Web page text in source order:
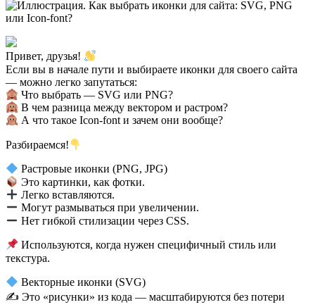
Привет, друзья!
Если вы в начале пути и выбираете иконки для своего сайта
— можно легко запутаться:
Что выбрать — SVG или PNG?
В чем разница между вектором и растром?
А что такое Icon-font и зачем они вообще?
Разбираемся!
Растровые иконки (PNG, JPG)
Это картинки, как фотки.
Легко вставляются.
Могут размываться при увеличении.
Нет гибкой стилизации через CSS.
Используются, когда нужен специфичный стиль или
текстура.
Векторные иконки (SVG)
✍ Это «рисунки» из кода — масштабируются без потери